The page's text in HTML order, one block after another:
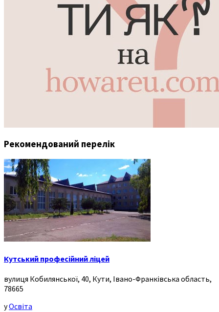
Рекомендований перелік
Кутський професійний ліцей
вулиця Кобилянської, 40, Кути, Івано-Франківська область,
78665
уОсвіта